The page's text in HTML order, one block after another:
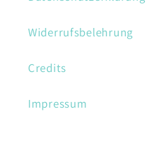
Widerrufsbelehrung
Credits
Impressum